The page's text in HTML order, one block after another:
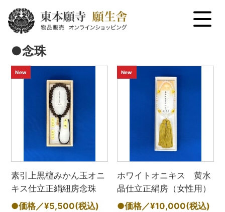
menu
●念珠
New
素引上黒檀みかん玉オニ
キス仕立正絹紐房念珠
●価格／¥5,500(税込)
New
ホワイトオニキス 黄水
晶仕立正絹房（女性用）
●価格／¥10,000(税込)